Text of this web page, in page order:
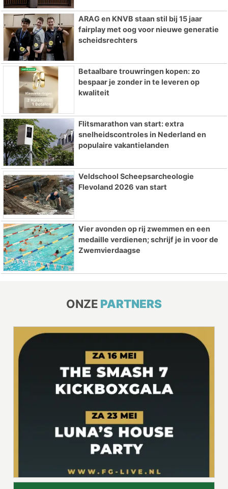
ARAG en KNVB staan stil bij 15 jaar
fairplay met oog voor nieuwe generatie
scheidsrechters
Betaalbare trouwringen kopen: zo
bespaar je zonder in te leveren op
kwaliteit
Flitsmarathon van start: extra
snelheidscontroles in Nederland en
populaire vakantielanden
Veldschool Scheepsarcheologie
Flevoland 2026 van start
Vier avonden op rij zwemmen en een
medaille verdienen; schrijf je in voor de
Zwemvierdaagse
ONZE PARTNERS